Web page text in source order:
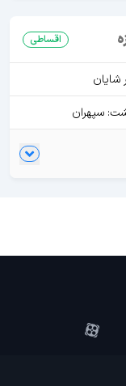
اقساطی
شایان
سپهران